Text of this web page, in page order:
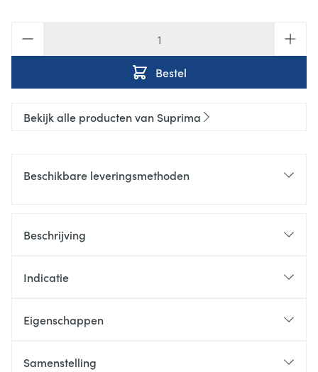
Bestel
Bekijk alle producten van Suprima
Beschikbare leveringsmethoden
Beschrijving
Indicatie
Eigenschappen
Samenstelling